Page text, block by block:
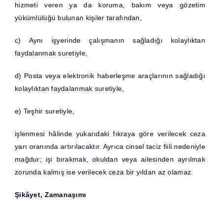
hizmeti veren ya da koruma, bakım veya gözetim
yükümlülüğü bulunan kişiler tarafından,
c) Aynı işyerinde çalışmanın sağladığı kolaylıktan
faydalanmak suretiyle,
d) Posta veya elektronik haberleşme araçlarının sağladığı
kolaylıktan faydalanmak suretiyle,
e) Teşhir suretiyle,
işlenmesi hâlinde yukarıdaki fıkraya göre verilecek ceza
yarı oranında artırılacaktır. Ayrıca cinsel taciz fiili nedeniyle
mağdur; işi bırakmak, okuldan veya ailesinden ayrılmak
zorunda kalmış ise verilecek ceza bir yıldan az olamaz.
Şikâyet, Zamanaşımı